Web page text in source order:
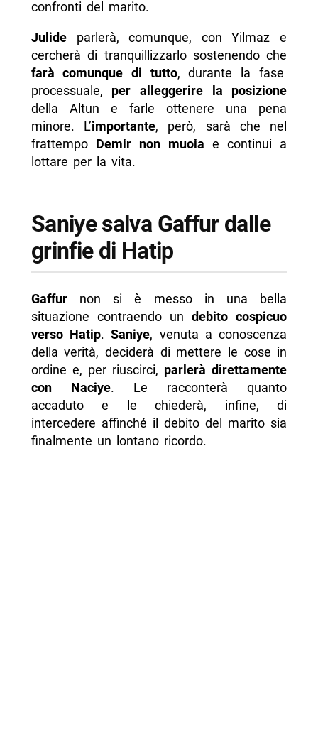
confronti del marito.
Julide parlerà, comunque, con Yilmaz e
cercherà di tranquillizzarlo sostenendo che
farà comunque di tutto, durante la fase
processuale, per alleggerire la posizione
della Altun e farle ottenere una pena
minore. L’importante, però, sarà che nel
frattempo Demir non muoia e continui a
lottare per la vita.
Saniye salva Gaffur dalle
grinfie di Hatip
Gaffur non si è messo in una bella
situazione contraendo un debito cospicuo
verso Hatip.Saniye, venuta a conoscenza
della verità, deciderà di mettere le cose in
ordine e, per riuscirci, parlerà direttamente
con Naciye. Le racconterà quanto
accaduto e le chiederà, infine, di
intercedere affinché il debito del marito sia
finalmente un lontano ricordo.